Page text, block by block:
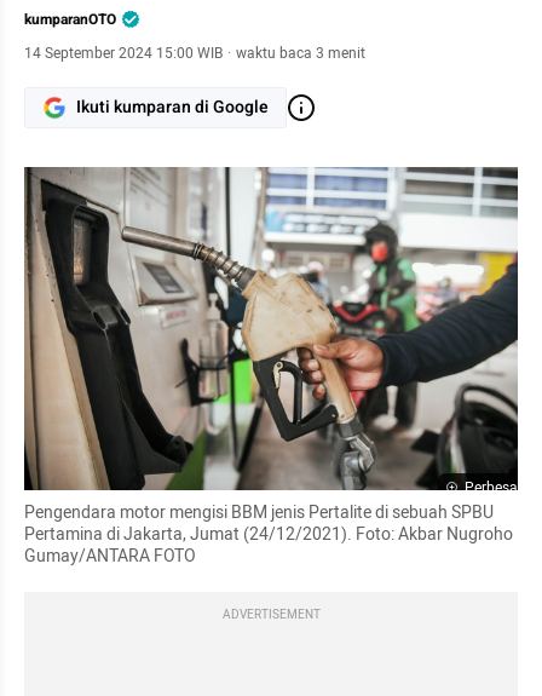
kumparanOTO
14 September 2024 15:00 WIB · waktu baca 3 menit
Ikuti kumparan di Google
Perbesar
Pengendara motor mengisi BBM jenis Pertalite di sebuah SPBU
Pertamina di Jakarta, Jumat (24/12/2021). Foto: Akbar Nugroho
Gumay/ANTARA FOTO
ADVERTISEMENT